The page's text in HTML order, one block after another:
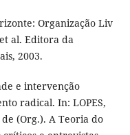
Organização Liv
al. Editora da
2003.
e intervenção
radical. In: LOPES,
(Org.). A Teoria do